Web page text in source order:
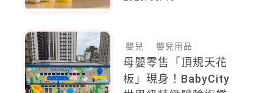
嬰兒 嬰兒用品
母嬰零售「頂規天花
板」現身！BabyCity